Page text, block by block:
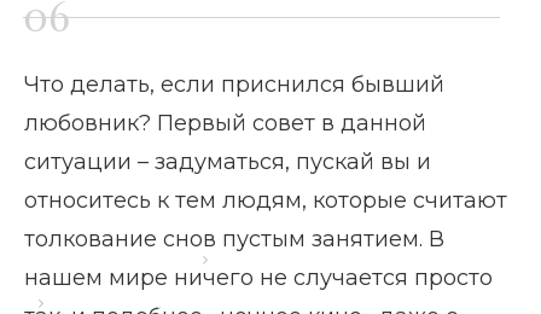
Приснился бывший любовник
Что делать, если приснился бывший
любовник? Первый совет в данной
ситуации – задуматься, пускай вы и
относитесь к тем людям, которые считают
толкование снов пустым занятием. В
нашем мире ничего не случается просто